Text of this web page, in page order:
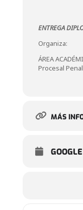
ENTREGA
Organiza:
ÁREA
Procesal Penal
MÁS